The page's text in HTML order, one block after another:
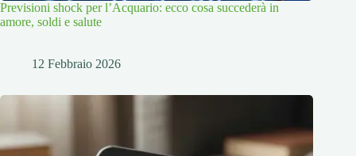
Previsioni shock per l’Acquario: ecco cosa succederà in
amore, soldi e salute
12 Febbraio 2026